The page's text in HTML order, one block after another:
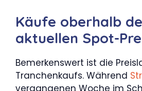
Käufe oberhalb
aktuellen Spot-
Bemerkenswert ist die
Tranchenkaufs. Während
vergangenen Woche im